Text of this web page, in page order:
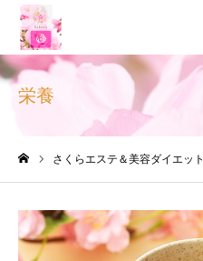
栄養
さくらエステ＆美容ダイエット